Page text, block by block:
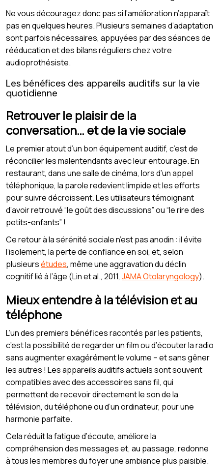
Ne vous découragez donc pas si l’amélioration n’apparaît
pas en quelques heures. Plusieurs semaines d’adaptation
sont parfois nécessaires, appuyées par des séances de
rééducation et des bilans réguliers chez votre
audioprothésiste.
Les bénéfices des appareils auditifs sur la vie
quotidienne
Retrouver le plaisir de la
conversation… et de la vie sociale
Le premier atout d’un bon équipement auditif, c’est de
réconcilier les malentendants avec leur entourage. En
restaurant, dans une salle de cinéma, lors d’un appel
téléphonique, la parole redevient limpide et les efforts
pour suivre décroissent. Les utilisateurs témoignant
d’avoir retrouvé “le goût des discussions” ou “le rire des
petits-enfants” !
Ce retour à la sérénité sociale n’est pas anodin : il évite
l’isolement, la perte de confiance en soi, et, selon
plusieursétudes, même une aggravation du déclin
cognitif lié à l’âge (Lin et al., 2011, JAMA Otolaryngology).
Mieux entendre à la télévision et au
téléphone
L’un des premiers bénéfices racontés par les patients,
c’est la possibilité de regarder un film ou d’écouter la radio
sans augmenter exagérément le volume – et sans gêner
les autres ! Les appareils auditifs actuels sont souvent
compatibles avec des accessoires sans fil, qui
permettent de recevoir directement le son de la
télévision, du téléphone ou d’un ordinateur, pour une
harmonie parfaite.
Cela réduit la fatigue d’écoute, améliore la
compréhension des messages et, au passage, redonne
à tous les membres du foyer une ambiance plus paisible.